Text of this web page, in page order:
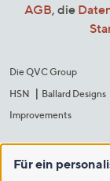
AGB, die
Die QVC Group
HSN
Ballard Designs
Improvements
Für ein